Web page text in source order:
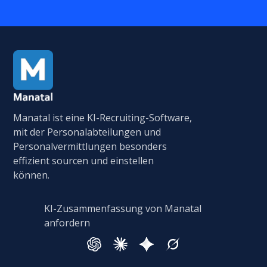
Manatal ist eine KI-Recruiting-Software,
mit der Personalabteilungen und
Personalvermittlungen besonders
effizient sourcen und einstellen
können.
KI-Zusammenfassung von Manatal
anfordern